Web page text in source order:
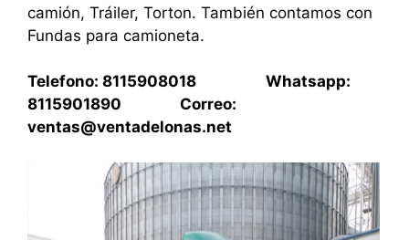
camión, Tráiler, Torton. También contamos con
Fundas para camioneta.
Telefono: 8115908018 Whatsapp:
8115901890 Correo:
ventas@ventadelonas.net